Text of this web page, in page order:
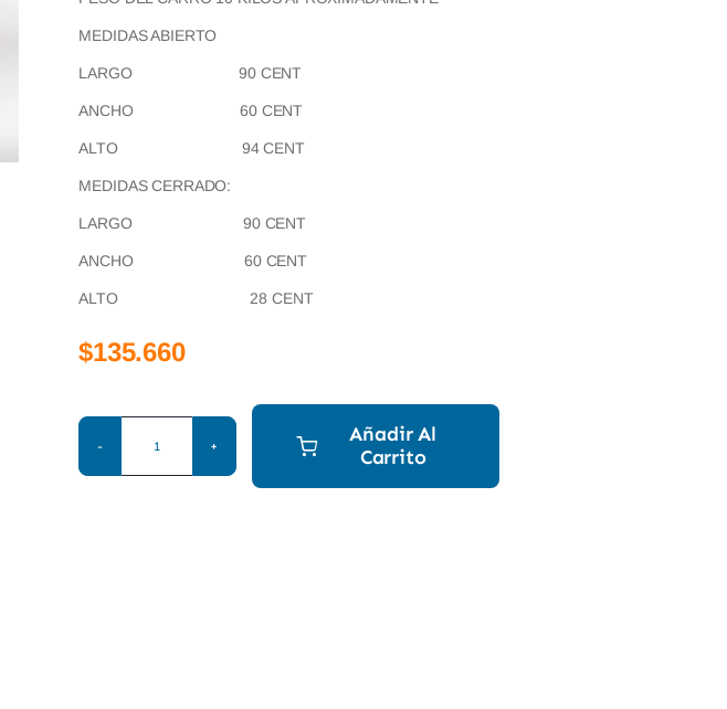
MEDIDAS ABIERTO
LARGO 90 CENT
ANCHO 60 CENT
ALTO 94 CENT
MEDIDAS CERRADO:
LARGO 90 CENT
ANCHO 60 CENT
ALTO 28 CENT
$135.660
CARRO
PLATAFORMA
Añadir Al
Carrito